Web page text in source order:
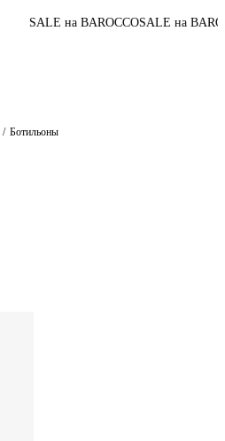
SALE на BAROCCOSALE на BAROCCO
Ботильоны